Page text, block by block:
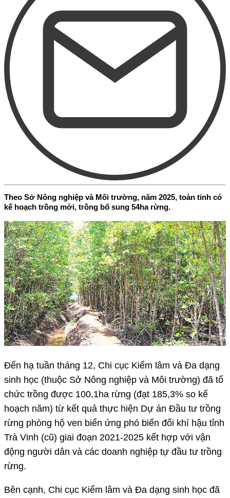
Theo Sở Nông nghiệp và Môi trường, năm 2025, toàn tỉnh có
kế hoạch trồng mới, trồng bổ sung 54ha rừng.
Đến hạ tuần tháng 12, Chi cục Kiểm lâm và Đa dạng
sinh học (thuộc Sở Nông nghiệp và Môi trường) đã tổ
chức trồng được 100,1ha rừng (đạt 185,3% so kế
hoạch năm) từ kết quả thực hiện Dự án Đầu tư trồng
rừng phòng hộ ven biển ứng phó biến đổi khí hậu tỉnh
Trà Vinh (cũ) giai đoạn 2021-2025 kết hợp với vận
động người dân và các doanh nghiệp tự đầu tư trồng
rừng.
Bên cạnh, Chi cục Kiểm lâm và Đa dạng sinh học đã